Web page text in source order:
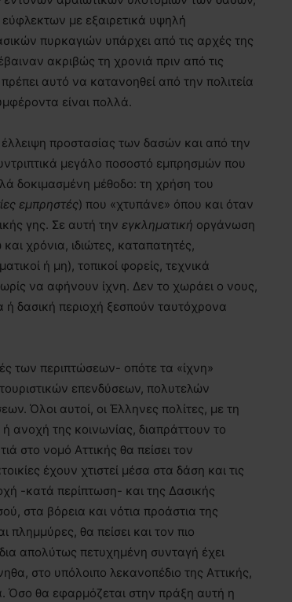
εύφλεκτων με εξαιρετικά υψηλή
πυρκαγιών υπάρχει από τις αρχές της
ακριβώς τη χρονιά πριν από τις
αυτό να κατανοηθεί από την πολιτεία
είναι πολλά.
προστασίας των δασών και από την
μεγάλο ποσοστό εμπρησμών που
δοκιμασμένη μέθοδο: τη χρήση του
εμπρηστές) που «χτυπάνε» όπου και όταν
γης. Σε αυτή την εγκληματική οργάνωση
χρόνια, ιδιώτες, καταπατητές,
ή μη), τοπικοί φορείς, τεχνικά
να αφήνουν ίχνη. Δεν το χωράει ο νους,
ή δασική περιοχή ξεσπούν ταυτόχρονα
των περιπτώσεων- οπότε τα «ίχνη»
επενδύσεων, πολυτελών
Όλοι αυτοί, οι Έλληνες πολίτες, με τη
ανοχή της κοινωνίας, διαπράττουν το
στο νομό Αττικής θα πείσει τον
έχουν χτιστεί μέσα στα δάση και τις
-κατά περίπτωση- και της Δασικής
στα βόρεια και νότια προάστια της
πλημμύρες, θα πείσει και τον πιο
απολύτως πετυχημένη συνταγή έχει
στο υπόλοιπο λεκανοπέδιο της Αττικής,
Όσο θα εφαρμόζεται στην πράξη αυτή η